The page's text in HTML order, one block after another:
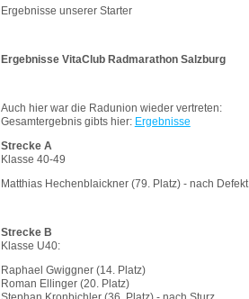
Ergebnisse unserer Starter
Ergebnisse VitaClub Radmarathon Salzburg
Auch hier war die Radunion wieder vertreten:
Gesamtergebnis gibts hier: Ergebnisse
Strecke A
Klasse 40-49
Matthias Hechenblaickner (79. Platz) - nach Defekt
Strecke B
Klasse U40:
Raphael Gwiggner (14. Platz)
Roman Ellinger (20. Platz)